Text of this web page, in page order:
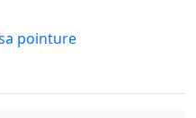
pointure